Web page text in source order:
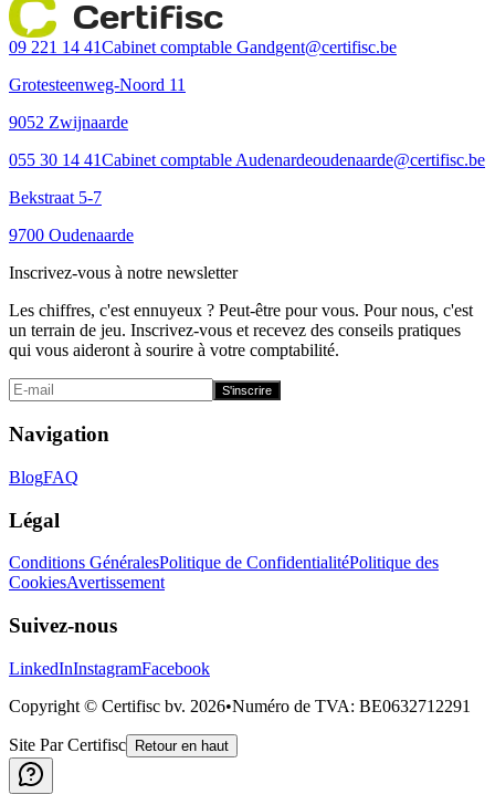
Certifisc
09 221 14 41Cabinet comptable Gandgent@certifisc.be
Grotesteenweg-Noord 11
9052 Zwijnaarde
055 30 14 41Cabinet comptable Audenardeoudenaarde@certifisc.be
Bekstraat 5-7
9700 Oudenaarde
Inscrivez-vous à notre newsletter
Les chiffres, c'est ennuyeux ? Peut-être pour vous. Pour nous, c'est
un terrain de jeu. Inscrivez-vous et recevez des conseils pratiques
qui vous aideront à sourire à votre comptabilité.
S'inscrire
Navigation
BlogFAQ
Légal
Conditions GénéralesPolitique de ConfidentialitéPolitique des
CookiesAvertissement
Suivez-nous
LinkedInInstagramFacebook
Copyright © Certifisc bv. 2026•Numéro de TVA: BE0632712291
Site Par Certifisc Retour en haut